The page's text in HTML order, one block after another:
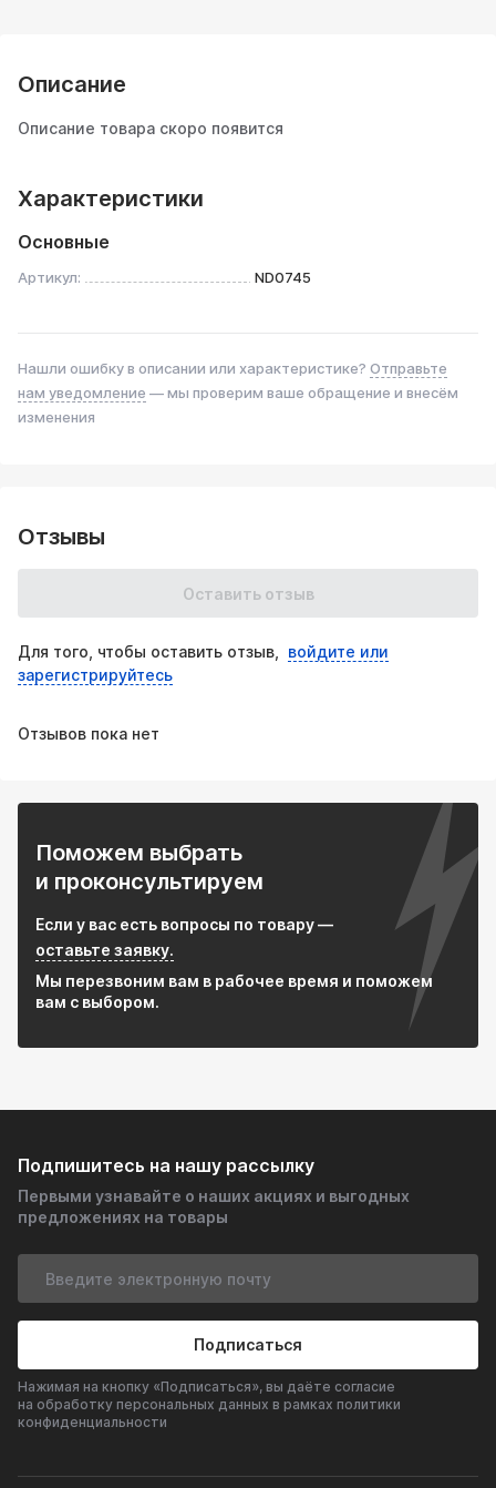
Описание
Описание товара скоро появится
Характеристики
Основные
Артикул: ND0745
Нашли ошибку в описании или характеристике? Отправьте
нам уведомление — мы проверим ваше обращение и внесём
изменения
Отзывы
Оставить отзыв
Для того, чтобы оставить отзыв, войдите или
зарегистрируйтесь
Отзывов пока нет
Поможем выбрать
и проконсультируем
Если у вас есть вопросы по товару —
оставьте заявку.
Мы перезвоним вам в рабочее время и поможем
вам с выбором.
Подпишитесь на нашу рассылку
Первыми узнавайте о наших акциях и выгодных
предложениях на товары
Подписаться
Нажимая на кнопку «Подписаться», вы даёте согласие
на обработку персональных данных в рамках политики
конфиденциальности